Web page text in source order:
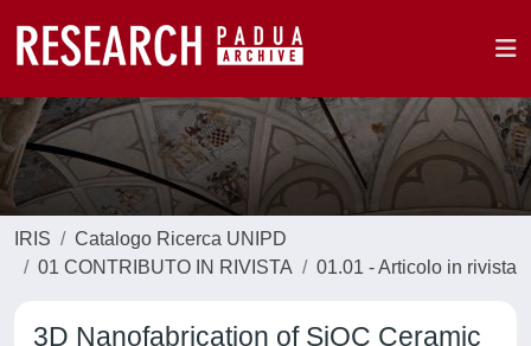
IRIS
Catalogo Ricerca UNIPD
01 CONTRIBUTO IN RIVISTA
01.01 - Articolo in rivista
3D Nanofabrication of SiOC Ceramic